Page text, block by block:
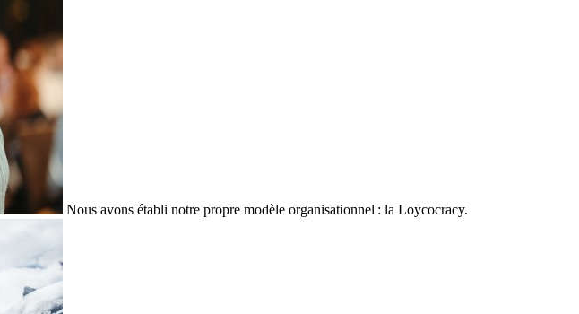
Nous avons établi notre propre modèle organisationnel : la Loycocracy.